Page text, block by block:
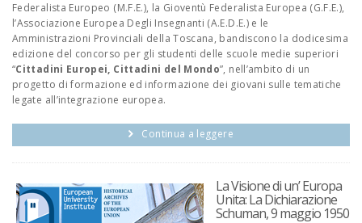
Federalista Europeo (M.F.E.), la Gioventù Federalista Europea (G.F.E.),
l’Associazione Europea Degli Insegnanti (A.E.D.E.) e le
Amministrazioni Provinciali della Toscana, bandiscono la dodicesima
edizione del concorso per gli studenti delle scuole medie superiori
“Cittadini Europei, Cittadini del Mondo”, nell’ambito di un
progetto di formazione ed informazione dei giovani sulle tematiche
legate all’integrazione europea.
Continua a leggere
La Visione di un’ Europa
Unita: La Dichiarazione
Schuman, 9 maggio 1950